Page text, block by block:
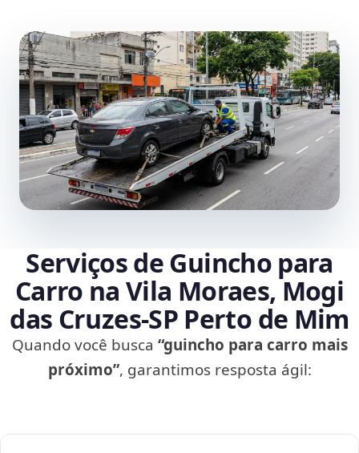
Serviços de Guincho para
Carro na Vila Moraes, Mogi
das Cruzes‑SP Perto de Mim
Quando você busca “guincho para carro mais
próximo”, garantimos resposta ágil: